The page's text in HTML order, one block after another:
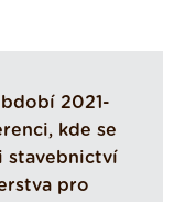
2021-
kde se
stavebnictví
pro